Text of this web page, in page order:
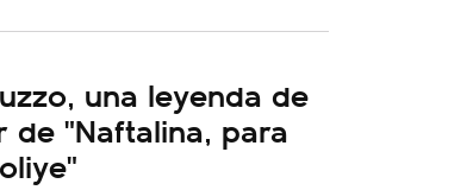
una leyenda de
de "Naftalina, para